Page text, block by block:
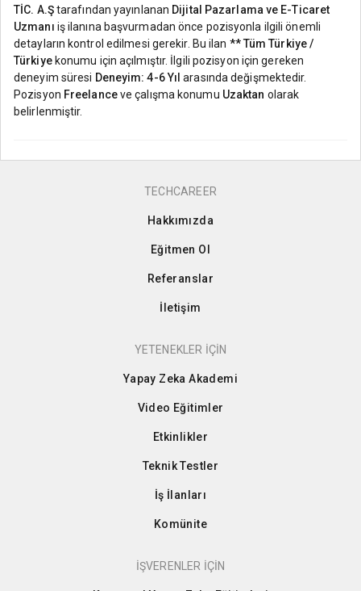
TİC. A.Ştarafından yayınlanan Dijital Pazarlama ve E-Ticaret
Uzmanı iş ilanına başvurmadan önce pozisyonla ilgili önemli
detayların kontrol edilmesi gerekir. Bu ilan ** Tüm Türkiye /
Türkiyekonumu için açılmıştır. İlgili pozisyon için gereken
deneyim süresi Deneyim: 4-6 Yıl arasında değişmektedir.
Pozisyon Freelanceve çalışma konumu Uzaktan olarak
belirlenmiştir.
TECHCAREER
Hakkımızda
Eğitmen Ol
Referanslar
İletişim
YETENEKLER İÇİN
Yapay Zeka Akademi
Video Eğitimler
Etkinlikler
Teknik Testler
İş İlanları
Komünite
İŞVERENLER İÇİN